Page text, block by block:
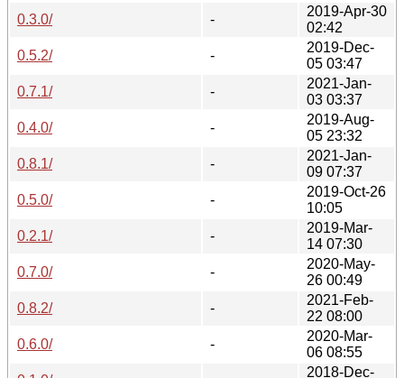
0.3.0/
-
2019-Apr-30
02:42
0.5.2/
-
2019-Dec-
05 03:47
0.7.1/
-
2021-Jan-
03 03:37
0.4.0/
-
2019-Aug-
05 23:32
0.8.1/
-
2021-Jan-
09 07:37
0.5.0/
-
2019-Oct-26
10:05
0.2.1/
-
2019-Mar-
14 07:30
0.7.0/
-
2020-May-
26 00:49
0.8.2/
-
2021-Feb-
22 08:00
0.6.0/
-
2020-Mar-
06 08:55
2018-Dec-